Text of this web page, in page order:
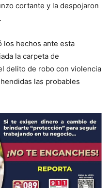
cortante y la despojaron
los hechos ante esta
la carpeta de
delito de robo con violencia
las probables